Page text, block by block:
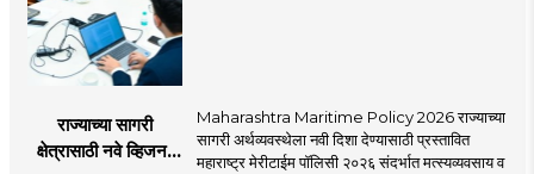
राज्याच्या सागरी
क्षेत्रासाठी नवे व्हिजन;
Maharashtra Maritime Policy 2026 राज्याच्या
सागरी अर्थव्यवस्थेला नवी दिशा देण्यासाठी प्रस्तावित
महाराष्ट्र मेरीटाईम पॉलिसी २०२६ संदर्भात मत्स्यव्यवसाय व